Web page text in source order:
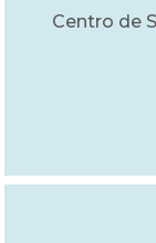
Centro de